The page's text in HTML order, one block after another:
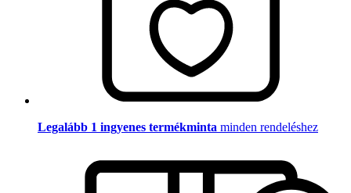
Legalább 1 ingyenes termékminta minden rendeléshez